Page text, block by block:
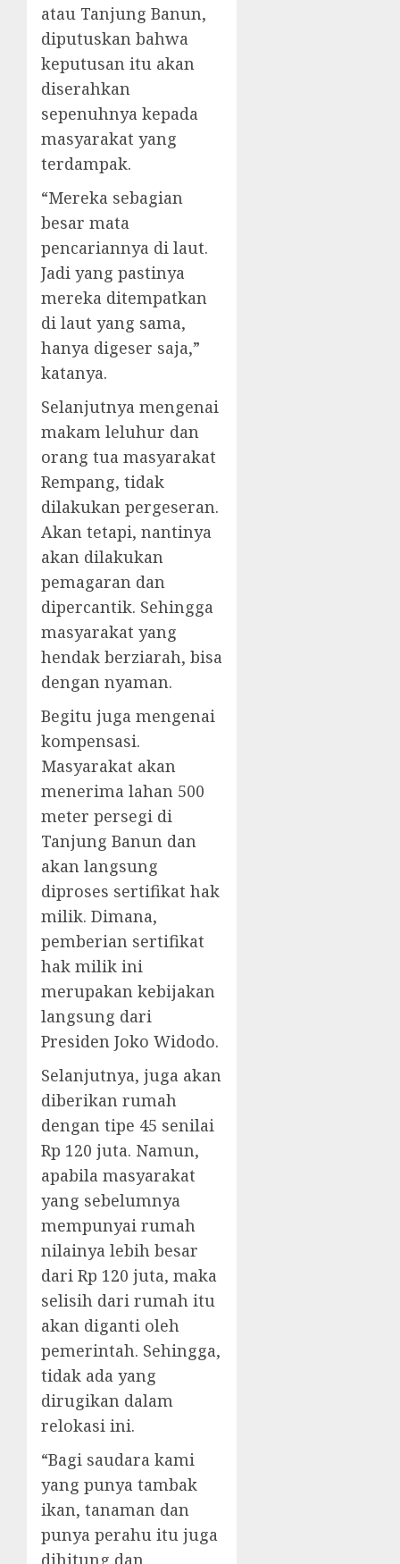
atau Tanjung Banun,
diputuskan bahwa
keputusan itu akan
diserahkan
sepenuhnya kepada
masyarakat yang
terdampak.
“Mereka sebagian
besar mata
pencariannya di laut.
Jadi yang pastinya
mereka ditempatkan
di laut yang sama,
hanya digeser saja,”
katanya.
Selanjutnya mengenai
makam leluhur dan
orang tua masyarakat
Rempang, tidak
dilakukan pergeseran.
Akan tetapi, nantinya
akan dilakukan
pemagaran dan
dipercantik. Sehingga
masyarakat yang
hendak berziarah, bisa
dengan nyaman.
Begitu juga mengenai
kompensasi.
Masyarakat akan
menerima lahan 500
meter persegi di
Tanjung Banun dan
akan langsung
diproses sertifikat hak
milik. Dimana,
pemberian sertifikat
hak milik ini
merupakan kebijakan
langsung dari
Presiden Joko Widodo.
Selanjutnya, juga akan
diberikan rumah
dengan tipe 45 senilai
Rp 120 juta. Namun,
apabila masyarakat
yang sebelumnya
mempunyai rumah
nilainya lebih besar
dari Rp 120 juta, maka
selisih dari rumah itu
akan diganti oleh
pemerintah. Sehingga,
tidak ada yang
dirugikan dalam
relokasi ini.
“Bagi saudara kami
yang punya tambak
ikan, tanaman dan
punya perahu itu juga
dihitung dan